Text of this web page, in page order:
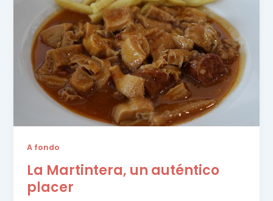
A fondo
La Martintera, un auténtico
placer